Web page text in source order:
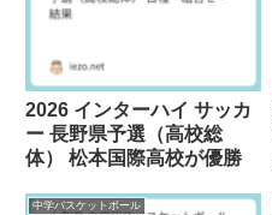
2026 インターハイ サッカ
ー 長野県予選（高校総
体） 松本国際高校が優勝
中学バスケットボール